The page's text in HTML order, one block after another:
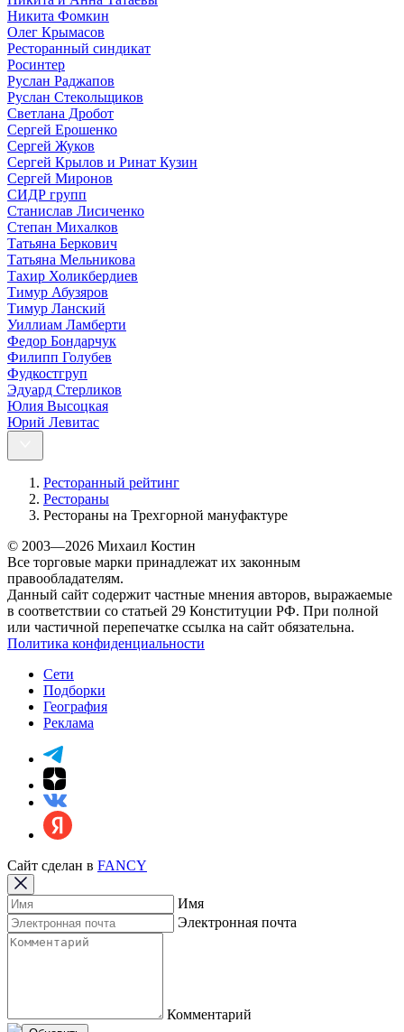
Никита Фомкин
Олег Крымасов
Ресторанный синдикат
Росинтер
Руслан Раджапов
Руслан Стекольщиков
Светлана Дробот
Сергей Ерошенко
Сергей Жуков
Сергей Крылов и Ринат Кузин
Сергей Миронов
СИДР групп
Станислав Лисиченко
Степан Михалков
Татьяна Беркович
Татьяна Мельникова
Тахир Холикбердиев
Тимур Абузяров
Тимур Ланский
Уиллиам Ламберти
Федор Бондарчук
Филипп Голубев
Фудкостгруп
Эдуард Стерликов
Юлия Высоцкая
Юрий Левитас
Ресторанный рейтинг
Рестораны
Рестораны на Трехгорной мануфактуре
© 2003—2026 Михаил Костин
Все торговые марки принадлежат их законным
правообладателям.
Данный сайт содержит частные мнения авторов, выражаемые
в соответствии со статьей 29 Конституции РФ. При полной
или частичной перепечатке ссылка на сайт обязательна.
Политика конфиденциальности
Сети
Подборки
География
Реклама
Сайт сделан в FANCY
Имя
Электронная почта
Комментарий